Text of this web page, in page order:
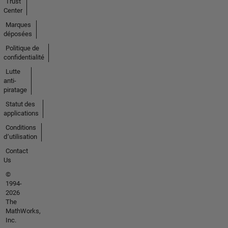
Center
Marques
déposées
Politique de
confidentialité
Lutte
anti-
piratage
Statut des
applications
Conditions
d՚utilisation
Contact
Us
©
1994-
2026
The
MathWorks,
Inc.